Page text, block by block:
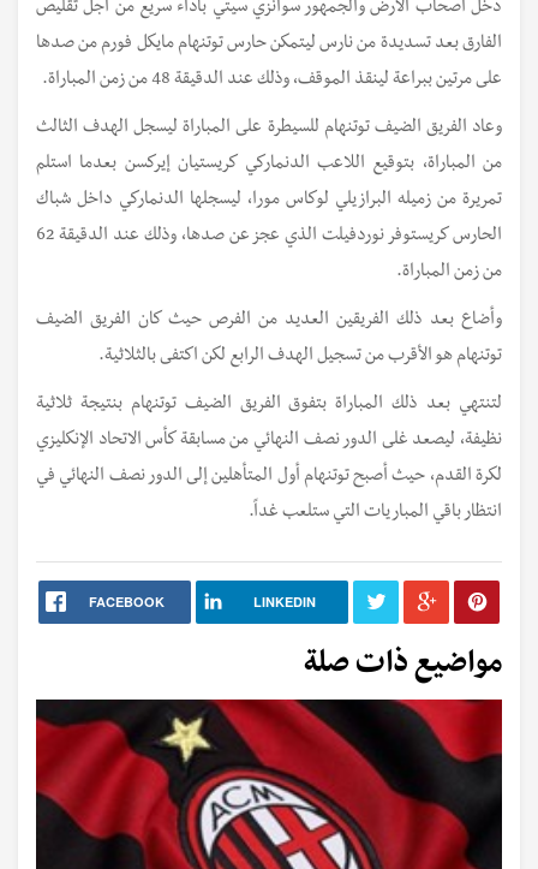
دخل أصحاب الأرض والجمهور سوانزي سيتي بأداء سريع من أجل تقليص
الفارق بعد تسديدة من نارس ليتمكن حارس توتنهام مايكل فورم من صدها
على مرتين ببراعة لينقذ الموقف، وذلك عند الدقيقة 48 من زمن المباراة.
وعاد الفريق الضيف توتنهام للسيطرة على المباراة ليسجل الهدف الثالث
من المباراة، بتوقيع اللاعب الدنماركي كريستيان إيركسن بعدما استلم
تمريرة من زميله البرازيلي لوكاس مورا، ليسجلها الدنماركي داخل شباك
الحارس كريستوفر نوردفيلت الذي عجز عن صدها، وذلك عند الدقيقة 62
من زمن المباراة.
وأضاع بعد ذلك الفريقين العديد من الفرص حيث كان الفريق الضيف
توتنهام هو الأقرب من تسجيل الهدف الرابع لكن اكتفى بالثلاثية.
لتنتهي بعد ذلك المباراة بتفوق الفريق الضيف توتنهام بنتيجة ثلاثية
نظيفة، ليصعد غلى الدور نصف النهائي من مسابقة كأس الاتحاد الإنكليزي
لكرة القدم، حيث أصبح توتنهام أول المتأهلين إلى الدور نصف النهائي في
انتظار باقي المباريات التي ستلعب غداً.
FACEBOOK LINKEDIN
مواضيع ذات صلة